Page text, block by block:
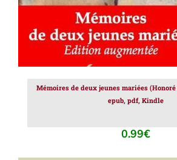
Mémoires de deux jeunes mariées (Honoré
epub, pdf, Kindle
0.99€